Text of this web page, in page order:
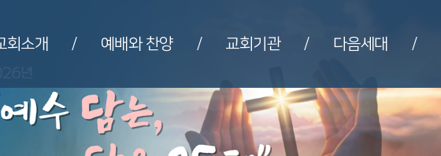
회소개 / 예배와 찬양 / 교회기관 / 다음세대 /